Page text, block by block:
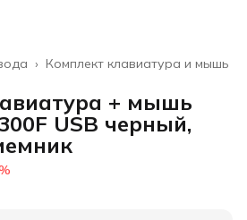
Комплект клавиатура и мышь
›
+ мышь
USB черный,